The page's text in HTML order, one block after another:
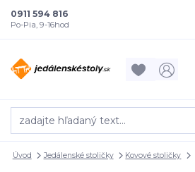
0911 594 816
Po-Pia, 9-16hod
Úvod Jedálenské stoličky Kovové stoličky